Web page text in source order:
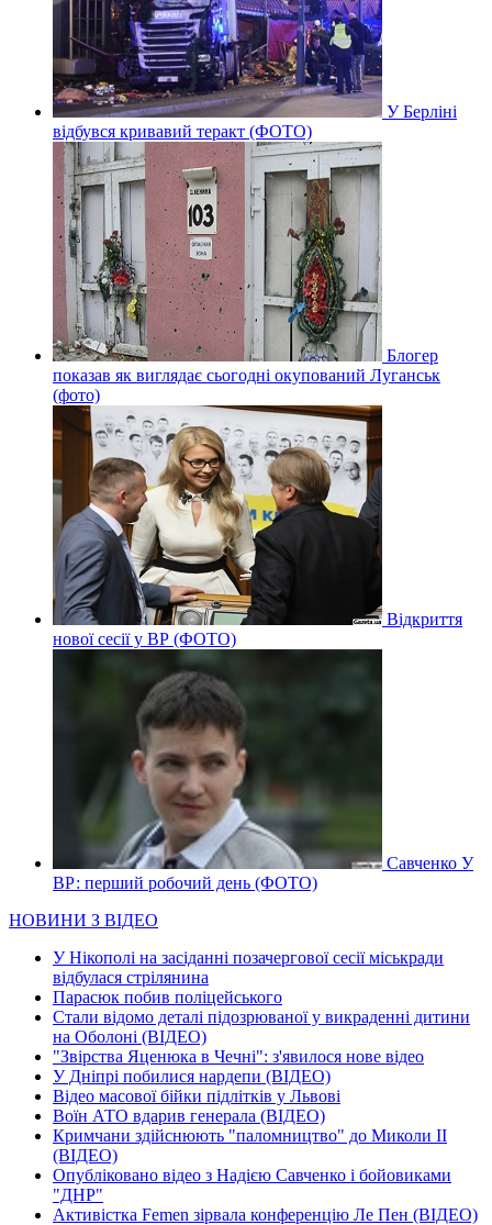
У Берліні
відбувся кривавий теракт (ФОТО)
Блогер
показав як виглядає сьогодні окупований Луганськ
(фото)
Відкриття
нової сесії у ВР (ФОТО)
Савченко У
ВР: перший робочий день (ФОТО)
НОВИНИ З ВІДЕО
У Нікополі на засіданні позачергової сесії міськради
відбулася стрілянина
Парасюк побив поліцейського
Стали відомо деталі підозрюваної у викраденні дитини
на Оболоні (ВІДЕО)
"Звірства Яценюка в Чечні": з'явилося нове відео
У Дніпрі побилися нардепи (ВІДЕО)
Відео масової бійки підлітків у Львові
Воїн АТО вдарив генерала (ВІДЕО)
Кримчани здійснюють "паломництво" до Миколи ІІ
(ВІДЕО)
Опубліковано відео з Надією Савченко і бойовиками
"ДНР"
Активістка Femen зірвала конференцію Ле Пен (ВІДЕО)